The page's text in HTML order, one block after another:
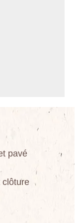
pavé
clôture